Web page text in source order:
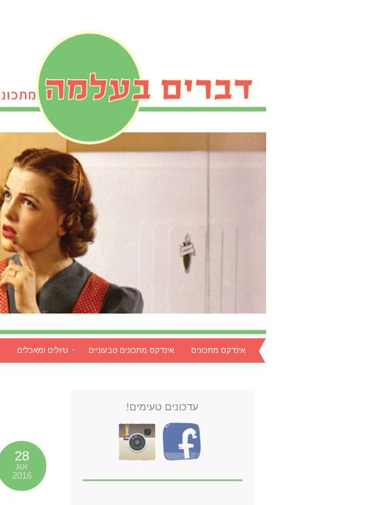
אינדקס מתכונים אינדקס מתכונים טבעוניים טיולים ומאכלים
28
אוג
2016
עדכונים טעימים!